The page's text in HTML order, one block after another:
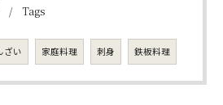
Tags
ざい 家庭料理 刺身 鉄板料理